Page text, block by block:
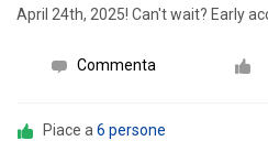
April 24th, 2025! Can't wait? Early
Commenta
Piace a6 persone